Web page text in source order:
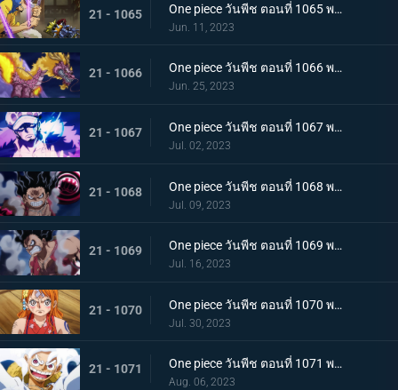
21 - 1065 One piece วันพีช ตอนที่ 1065 พากย์ไทย พันธมิตรล่มสลาย ความมุ่งมั่นของยุคสมัยใหม่จงลุกโชน
Jun. 11, 2023
21 - 1066 One piece วันพีช ตอนที่ 1066 พากย์ไทย ตัวเอกมาแล้ว สุดยอดท่าจากคลื่นและแม่เหล็ก
Jun. 25, 2023
21 - 1067 One piece วันพีช ตอนที่ 1067 พากย์ไทย สู่ยุคสมัยใหม่ บทสรุปความมุ่งมั่นของพวกเด็กเหลือขอ
Jul. 02, 2023
21 - 1068 One piece วันพีช ตอนที่ 1068 พากย์ไทย เจ้าหญิงจันทราดังก้อง ฉากสุดท้ายของแคว้นวาโนะ
Jul. 09, 2023
21 - 1069 One piece วันพีช ตอนที่ 1069 พากย์ไทย ผู้ชนะมีเพียงหนึ่ง ลูฟี่ ปะทะ ไคโด
Jul. 16, 2023
21 - 1070 One piece วันพีช ตอนที่ 1070 พากย์ไทย ลูฟี่พ่ายแพ้ การเตรียมใจของผู้ที่เหลืออยู่
Jul. 30, 2023
21 - 1071 One piece วันพีช ตอนที่ 1071 พากย์ไทย ไปให้ถึงจุดสูงสุดของลูฟี่ เกียร์ฟิฟท์
Aug. 06, 2023